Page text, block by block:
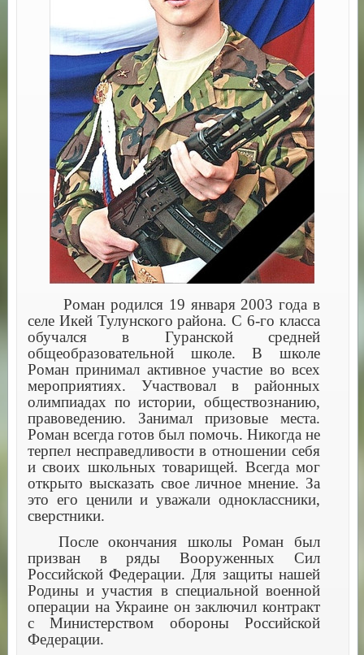
Роман родился 19 января 2003 года в
селе Икей Тулунского района. С 6-го класса
обучался в Гуранской средней
общеобразовательной школе. В школе
Роман принимал активное участие во всех
мероприятиях. Участвовал в районных
олимпиадах по истории, обществознанию,
правоведению. Занимал призовые места.
Роман всегда готов был помочь. Никогда не
терпел несправедливости в отношении себя
и своих школьных товарищей. Всегда мог
открыто высказать свое личное мнение. За
это его ценили и уважали одноклассники,
сверстники.
После окончания школы Роман был
призван в ряды Вооруженных Сил
Российской Федерации. Для защиты нашей
Родины и участия в специальной военной
операции на Украине он заключил контракт
с Министерством обороны Российской
Федерации.